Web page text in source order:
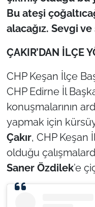
Bu ateşi
alacağız. Sevgi
ÇAKIR’DAN İLÇE
CHP Keşan İlçe
CHP Edirne İl
konuşmalarının
yapmak için
Çakır, CHP Keşan
olduğu
Saner Özdilek’e